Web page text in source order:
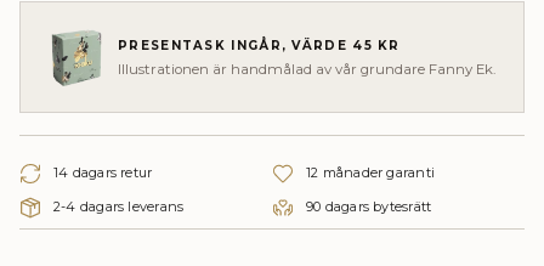
</span>
kassan.",
"decrease"=>"Minska
quantity
}}",
"multiples_of"=>"Multiplicera
for
&quot;Minska
quantity
PRESENTASK INGÅR, VÄRDE 45 KR
Illustrationen är handmålad av vår grundare Fanny Ek.
14 dagars retur
12 månader garanti
2-4 dagars leverans
90 dagars bytesrätt